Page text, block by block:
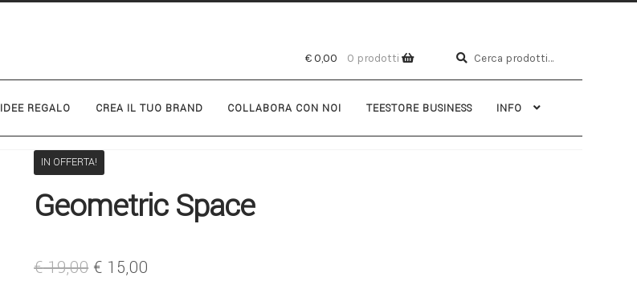
Cerca
€0,00 0 prodotti
IDEE REGALO CREA IL TUO BRAND COLLABORA CON NOI TEESTORE BUSINESS INFO
IN OFFERTA!
Geometric Space
€19,00 € 15,00